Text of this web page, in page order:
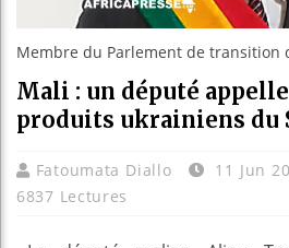
Membre du Parlement de transition
Mali : un député
produits ukrainiens du
Fatoumata Diallo 11 Jun
6837 Lectures